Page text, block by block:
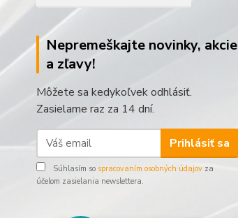
Nepremeškajte novinky, akcie
a zľavy!
Môžete sa kedykoľvek odhlásiť.
Zasielame raz za 14 dní.
Prihlásiť sa
Súhlasím so spracovaním osobných údajov za
účelom zasielania newslettera.